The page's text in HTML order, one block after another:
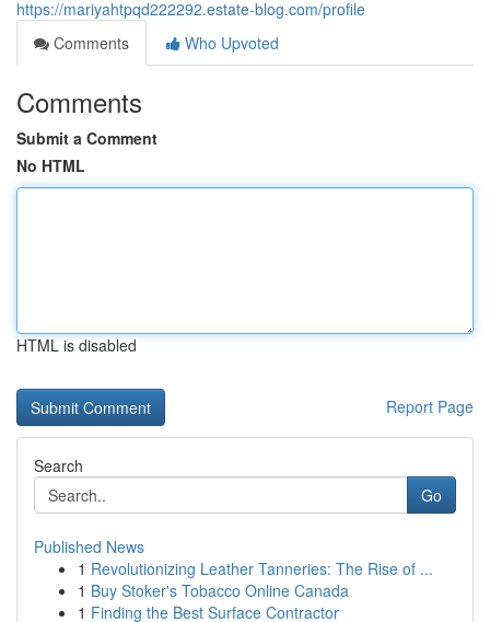
https://mariyahtpqd222292.estate-blog.com/profile
Comments
Who Upvoted
Comments
Submit a Comment
No HTML
HTML is disabled
Report Page
Search
Go
Published News
1 Revolutionizing Leather Tanneries: The Rise of ...
1 Buy Stoker's Tobacco Online Canada
1 Finding the Best Surface Contractor